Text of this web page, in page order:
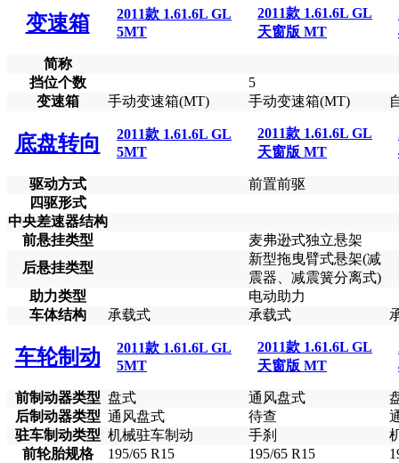
变速箱
2011款 1.61.6L GL
5MT
2011款 1.61.6L GL
天窗版 MT
简称
挡位个数
5
变速箱
手动变速箱(MT) 手动变速箱(MT)
底盘转向
2011款 1.61.6L GL
5MT
2011款 1.61.6L GL
天窗版 MT
驱动方式
前置前驱
四驱形式
中央差速器结构
前悬挂类型
麦弗逊式独立悬架
后悬挂类型
新型拖曳臂式悬架(减
震器、减震簧分离式)
助力类型
电动助力
车体结构
承载式 承载式
车轮制动
2011款 1.61.6L GL
5MT
2011款 1.61.6L GL
天窗版 MT
前制动器类型 盘式 通风盘式
后制动器类型 通风盘式 待查
驻车制动类型 机械驻车制动 手刹
前轮胎规格
195/65 R15 195/65 R15